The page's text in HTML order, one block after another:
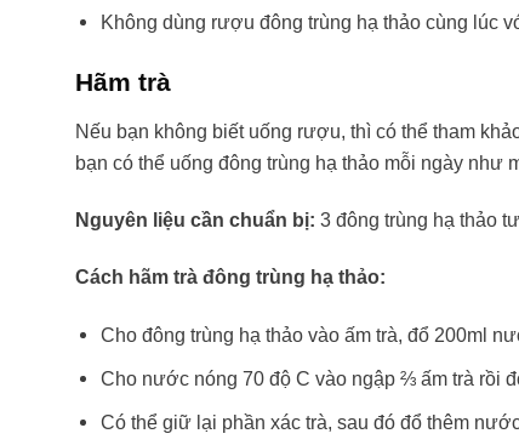
Không dùng rượu đông trùng hạ thảo cùng lúc
Hãm trà
Nếu bạn không biết uống rượu, thì có thể tham
bạn có thể uống đông trùng hạ thảo mỗi ngày như
Nguyên liệu cần chuẩn bị: 3 đông trùng hạ thảo
Cách hãm trà đông trùng hạ thảo:
Cho đông trùng hạ thảo vào ấm trà, đổ 200ml
Cho nước nóng 70 độ C vào ngập ⅔ ấm trà rồi
Có thể giữ lại phần xác trà, sau đó đổ thêm